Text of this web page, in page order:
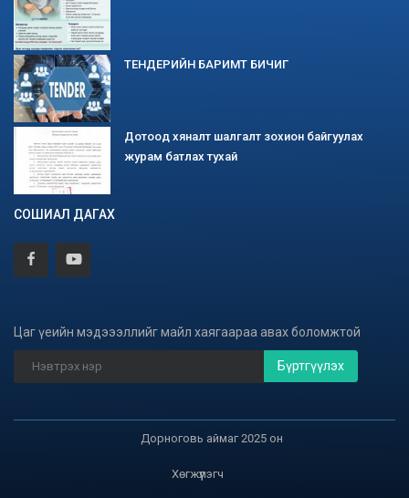
ТЕНДЕРИЙН БАРИМТ БИЧИГ
Дотоод хяналт шалгалт зохион байгуулах
журам батлах тухай
СОШИАЛ ДАГАХ
Цаг үеийн мэдэээллийг майл хаягаараа авах боломжтой
Бүртгүүлэх
Дорноговь аймаг 2025 он
Хөгжүүлэгч